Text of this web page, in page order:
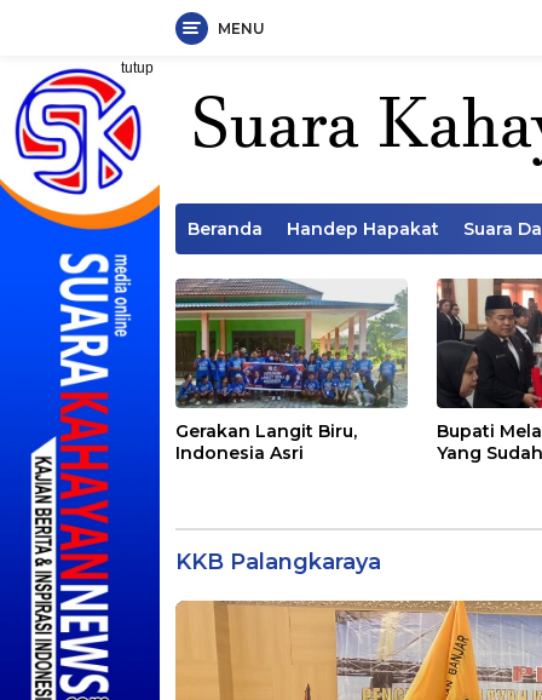
Langsung
konten
MENU
tutup
Beranda Handep Hapakat Suara
Gerakan Langit Biru,
Indonesia Asri
Bupati
Yang
KKB Palangkaraya